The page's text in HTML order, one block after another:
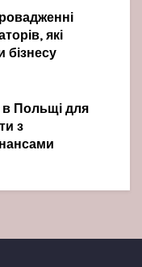
які
в Польщі для
з